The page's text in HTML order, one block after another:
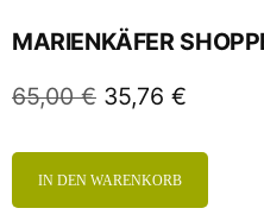
MARIENKÄFER
65,00€ 35,76 €
IN DEN WARENKORB